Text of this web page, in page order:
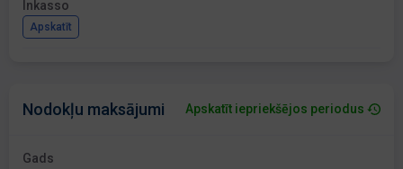
Inkasso
Apskatīt
Nodokļu maksājumi Apskatīt iepriekšējos periodus
Gads